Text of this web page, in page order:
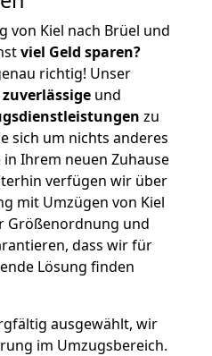
von Kiel nach Brüel und
viel Geld sparen?
richtig! Unser
zuverlässige und
zu
sich um nichts anderes
Ihrem neuen Zuhause
verfügen wir über
mit Umzügen von Kiel
Größenordnung und
dass wir für
Lösung finden
ausgewählt, wir
im Umzugsbereich.